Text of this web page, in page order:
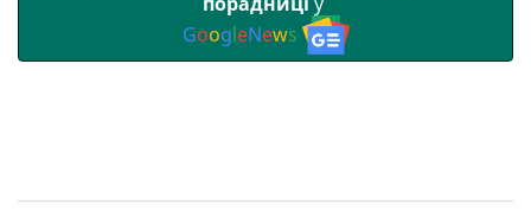
GoogleNews